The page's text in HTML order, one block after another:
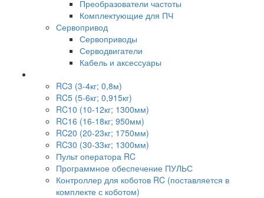
Преобразователи частоты
Комплектующие для ПЧ
Сервопривод
Сервоприводы
Серводвигатели
Кабель и аксессуары
RC3 (3-4кг; 0,8м)
RC5 (5-6кг; 0,915кг)
RC10 (10-12кг; 1300мм)
RC16 (16-18кг; 950мм)
RC20 (20-23кг; 1750мм)
RC30 (30-33кг; 1300мм)
Пульт оператора RC
Программное обеспечение ПУЛЬС
Контроллер для коботов RC (поставляется в
комплекте с коботом)